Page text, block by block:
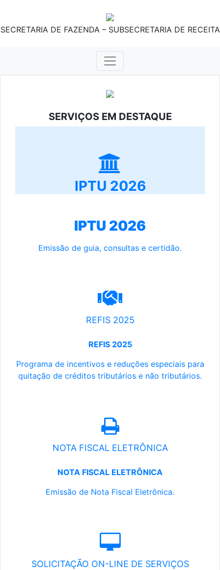
SECRETARIA DE FAZENDA – SUBSECRETARIA DE RECEITA
SERVIÇOS EM DESTAQUE
IPTU 2026
IPTU 2026
Emissão de guia, consultas e certidão.
REFIS 2025
REFIS 2025
Programa de incentivos e reduções especiais para
quitação de créditos tributários e não tributários.
NOTA FISCAL ELETRÔNICA
NOTA FISCAL ELETRÔNICA
Emissão de Nota Fiscal Eletrônica.
SOLICITAÇÃO ON-LINE DE SERVIÇOS